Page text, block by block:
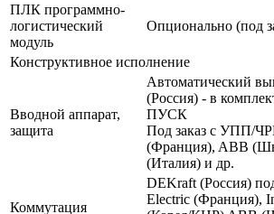
ПЛК программно-
логистический
модуль
Опционально (под
Конструктивное исполнение
Вводной аппарат,
защита
Автоматический
(Россия) - в
ПУСК
Под заказ с УПП/
(Франция), ABB
(Италия) и др.
Коммутация
DEKraft (Россия)
Electric (Франция),